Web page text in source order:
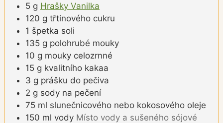
5 g Hrašky Vanilka
120 g třtinového cukru
1 špetka soli
135 g polohrubé mouky
10 g mouky celozrnné
15 g kvalitního kakaa
3 g prášku do pečiva
2 g sody na pečení
75 ml slunečnicového nebo kokosového oleje
150 ml vody Místo vody a sušeného sójové